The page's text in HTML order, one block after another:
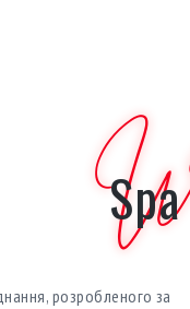
розробленого за